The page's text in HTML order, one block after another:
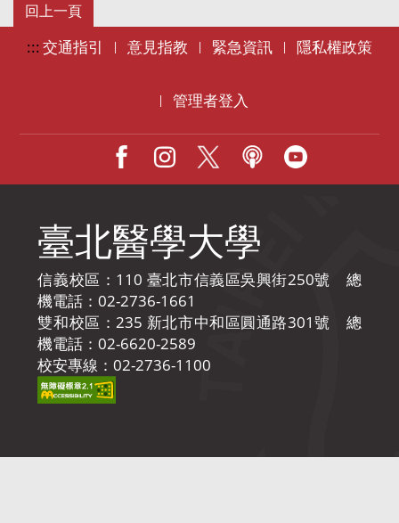
:::交通指引 | 意見指教 | 緊急資訊 | 隱私權政策
| 管理者登入
Facebook Podcast
臺北醫學大學
信義校區：110 臺北市信義區吳興街250號 總
機電話：02-2736-1661
雙和校區：235 新北市中和區圓通路301號 總
機電話：02-6620-2589
校安專線：02-2736-1100